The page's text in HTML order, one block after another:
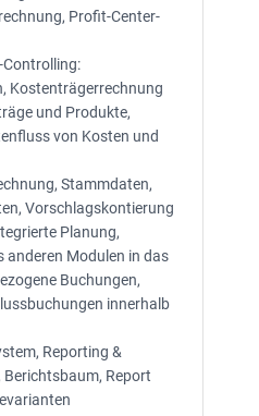
Profit-Center-
Kostenträgerrechnung
und Produkte,
von Kosten und
Stammdaten,
Vorschlagskontierung
Planung,
anderen Modulen in das
Buchungen,
innerhalb
Reporting &
Report